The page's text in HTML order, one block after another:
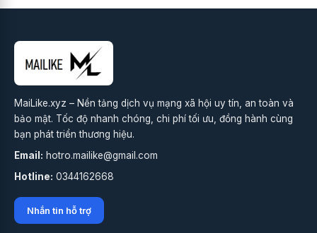
MaiLike.xyz – Nền tảng dịch vụ mạng xã hội uy tín, an toàn và
bảo mật. Tốc độ nhanh chóng, chi phí tối ưu, đồng hành cùng
bạn phát triển thương hiệu.
Email: hotro.mailike@gmail.com
Hotline: 0344162668
Nhắn tin hỗ trợ